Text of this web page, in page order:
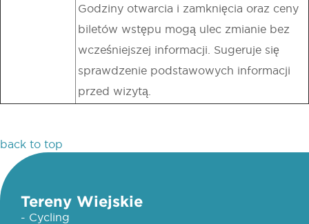
Godziny otwarcia i zamknięcia oraz ceny
biletów wstępu mogą ulec zmianie bez
wcześniejszej informacji. Sugeruje się
sprawdzenie podstawowych informacji
przed wizytą.
back to top
Tereny Wiejskie
- Cycling